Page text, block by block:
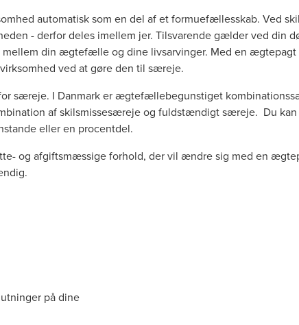
automatisk som en del af et formuefællesskab. Ved
- derfor deles imellem jer. Tilsvarende gælder ved din
mellem din ægtefælle og dine livsarvinger. Med en
ved at gøre den til særeje.
særeje. I Danmark er ægtefællebegunstiget
af skilsmissesæreje og fuldstændigt særeje. Du
eller en procentdel.
og afgiftsmæssige forhold, der vil ændre sig med en
på dine